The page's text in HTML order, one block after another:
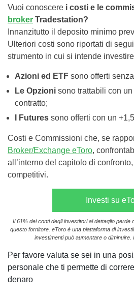
Vuoi conoscere i costi e le
broker Tradestation?
Innanzitutto il deposito minimo
Ulteriori costi sono riportati di
strumento in cui si intende
Azioni ed ETF sono offerti
Le Opzioni sono trattabili con
contratto;
I Futures sono offerti con un
Costi e Commissioni che, se
Broker/Exchange eToro,
all’interno del capitolo di
competitivi.
Investi su
Il 61% dei conti degli investitori al dettaglio
questo fornitore. eToro è una piattaforma di
investimenti può aumentare o diminuire.
Per favore valuta se sei in una
personale che ti permette di
denaro